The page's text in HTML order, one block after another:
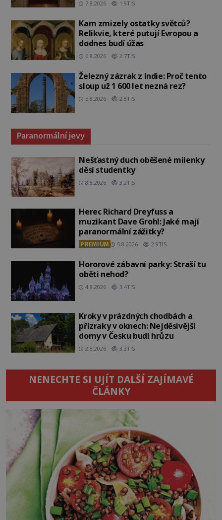
7.8.2026 1.9TIS
Kam zmizely ostatky světců?
Relikvie, které putují Evropou a
dodnes budí úžas
6.8.2026 2.7TIS
Železný zázrak z Indie: Proč tento
sloup už 1 600 let nezná rez?
5.8.2026 2.8TIS
Paranormální jevy
Nešťastný duch oběšené milenky
děsí studentky
8.8.2026 3.2TIS
Herec Richard Dreyfuss a
muzikant Dave Grohl: Jaké mají
paranormální zážitky?
PREMIUM 5.8.2026 2.9TIS
Hororové zábavní parky: Straší tu
oběti nehod?
4.8.2026 3.4TIS
Kroky v prázdných chodbách a
přízraky v oknech: Nejděsivější
domy v Česku budí hrůzu
2.8.2026 3.3TIS
NENECHTE SI UJÍT DALŠÍ ZAJÍMAVÉ
ČLÁNKY